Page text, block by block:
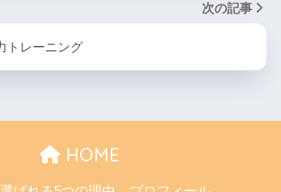
次の記事
トレーニング
HOME